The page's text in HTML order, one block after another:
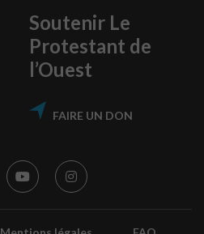
Soutenir Le
Protestant de
l’Ouest
FAIRE UN DON